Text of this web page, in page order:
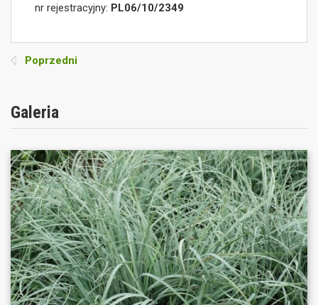
nr rejestracyjny: PL06/10/2349
Poprzedni
Galeria